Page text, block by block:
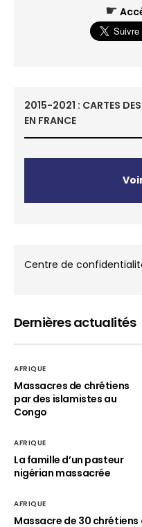
☛
2015-2021 : CARTES
EN FRANCE
Centre de
Dernières actualités
AFRIQUE
Massacres de chrétiens
par des islamistes au
Congo
AFRIQUE
La famille d’un pasteur
nigérian massacrée
AFRIQUE
Massacre de 30 chrétiens